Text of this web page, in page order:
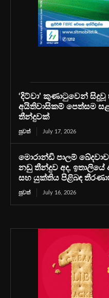
‘දිට්වා’ කුණාටුවෙන්
අයිතිවාසිකම් පෙත්සම
තීන්දුවක්
පුවත් July 17, 2026
මොරාන්ඩි පාලම්
නඩු තීන්දුව අද, ඉතාලියේ
සහ යුක්තිය පිළිබඳ
පුවත් July 16, 2026